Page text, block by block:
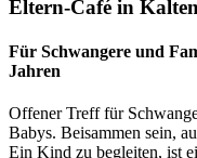
Eltern-Café in
Für Schwangere und
Jahren
Offener Treff für
Babys. Beisammen sein,
Ein Kind zu begleiten, ist